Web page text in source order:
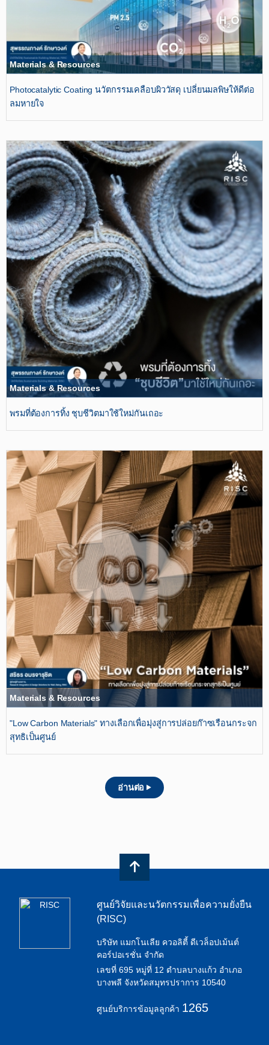
Materials & Resources
Photocatalytic Coating นวัตกรรมเคลือบผิววัสดุ เปลี่ยนมลพิษให้ดีต่อ
ลมหายใจ
Materials & Resources
พรมที่่ต้องการทิ้ง ชุบชีวิตมาใช้ใหม่กันเถอะ
Materials & Resources
"Low Carbon Materials" ทางเลือกเพื่อมุ่งสู่การปล่อยก๊าซเรือนกระจก
สุทธิเป็นศูนย์
อ่านต่อ
ศูนย์วิจัยและนวัตกรรมเพื่อความยั่งยืน
(RISC)
บริษัท แมกโนเลีย ควอลิตี้ ดีเวล็อปเม้นต์
คอร์ปอเรชั่น จำกัด
เลขที่ 695 หมู่ที่ 12 ตำบลบางแก้ว อำเภอ
บางพลี จังหวัดสมุทรปราการ 10540
ศูนย์บริการข้อมูลลูกค้า 1265